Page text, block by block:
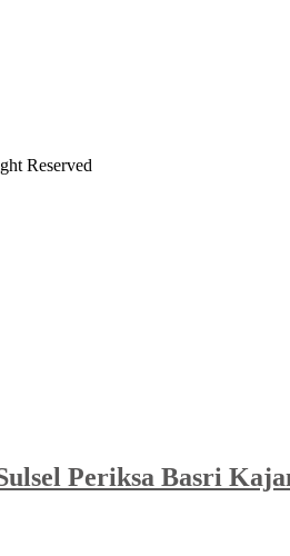
Reserved
Periksa Basri